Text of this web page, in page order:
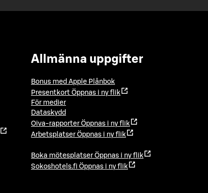
Allmänna uppgifter
Bonus med Apple Plånbok
Presentkort Öppnas i ny flik
För medier
Dataskydd
Oiva-rapporter Öppnas i ny flik
Arbetsplatser Öppnas i ny flik
Boka mötesplatser Öppnas i ny flik
Sokoshotels.fi Öppnas i ny flik